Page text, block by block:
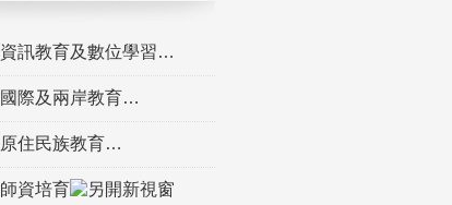
資訊教育及數位學習
國際及兩岸教育
原住民族教育
師資培育